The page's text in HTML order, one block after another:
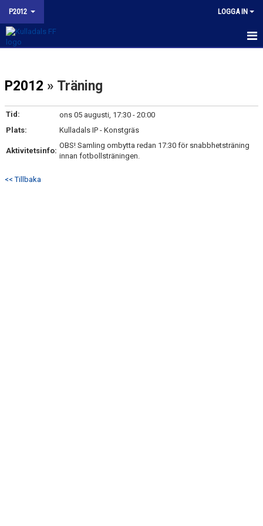
P2012 LOGGA IN
NYHETER
KALENDER
MATCHER
P2012 » Träning
Tid:
ons 05 augusti, 17:30 - 20:00
Plats:
Kulladals IP - Konstgräs
Aktivitetsinfo:
OBS! Samling ombytta redan 17:30 för snabbhetsträning
innan fotbollsträningen.
<< Tillbaka